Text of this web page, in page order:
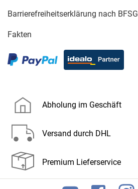
Barrierefreiheitserklärung nach BFSG
Fakten
Abholung im Geschäft
Versand durch DHL
Premium Lieferservice